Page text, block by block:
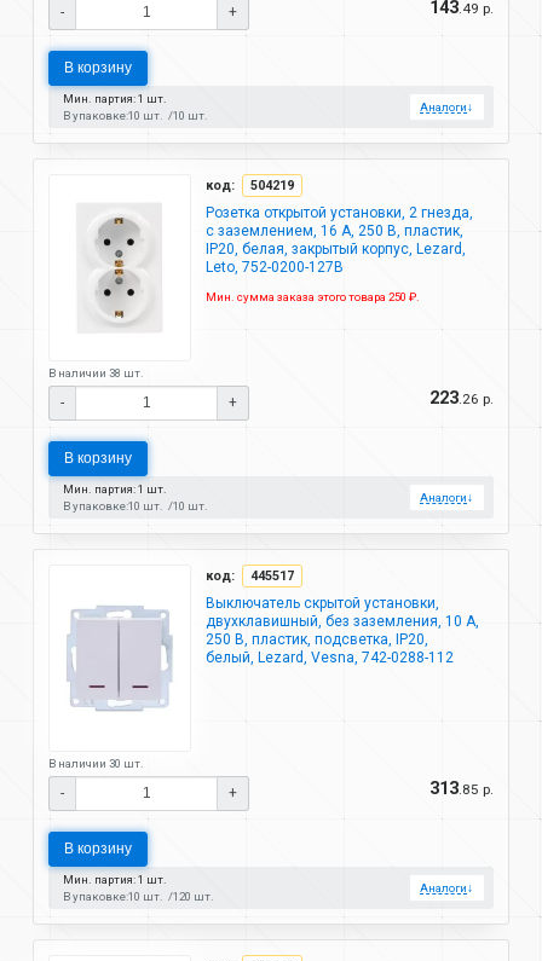
- + 143.49 р.
В корзину
Мин. партия: 1 шт.
В упаковке:10 шт. 10 шт.
Аналоги↓
код: 504219
Розетка открытой установки, 2 гнезда,
с заземлением, 16 А, 250 В, пластик,
IP20, белая, закрытый корпус, Lezard,
Leto, 752-0200-127B
Мин. сумма заказа этого товара 250 ₽.
В наличии 38 шт.
- + 223.26 р.
В корзину
Мин. партия: 1 шт.
В упаковке:10 шт. 10 шт.
Аналоги↓
код: 445517
Выключатель скрытой установки,
двухклавишный, без заземления, 10 А,
250 В, пластик, подсветка, IP20,
белый, Lezard, Vesna, 742-0288-112
В наличии 30 шт.
- + 313.85 р.
В корзину
Мин. партия: 1 шт.
В упаковке:10 шт. 120 шт.
Аналоги↓